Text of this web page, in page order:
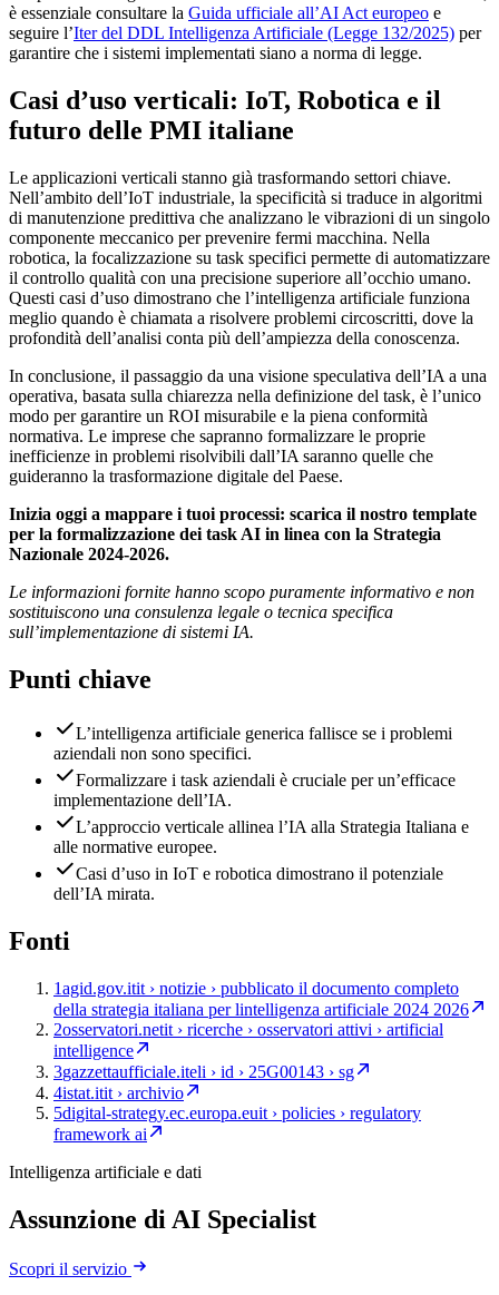
è essenziale consultare la Guida ufficiale all’AI Act europeo e
seguire l’Iter del DDL Intelligenza Artificiale (Legge 132/2025) per
garantire che i sistemi implementati siano a norma di legge.
Casi d’uso verticali: IoT, Robotica e il
futuro delle PMI italiane
Le applicazioni verticali stanno già trasformando settori chiave.
Nell’ambito dell’IoT industriale, la specificità si traduce in algoritmi
di manutenzione predittiva che analizzano le vibrazioni di un singolo
componente meccanico per prevenire fermi macchina. Nella
robotica, la focalizzazione su task specifici permette di automatizzare
il controllo qualità con una precisione superiore all’occhio umano.
Questi casi d’uso dimostrano che l’intelligenza artificiale funziona
meglio quando è chiamata a risolvere problemi circoscritti, dove la
profondità dell’analisi conta più dell’ampiezza della conoscenza.
In conclusione, il passaggio da una visione speculativa dell’IA a una
operativa, basata sulla chiarezza nella definizione del task, è l’unico
modo per garantire un ROI misurabile e la piena conformità
normativa. Le imprese che sapranno formalizzare le proprie
inefficienze in problemi risolvibili dall’IA saranno quelle che
guideranno la trasformazione digitale del Paese.
Inizia oggi a mappare i tuoi processi: scarica il nostro template
per la formalizzazione dei task AI in linea con la Strategia
Nazionale 2024-2026.
Le informazioni fornite hanno scopo puramente informativo e non
sostituiscono una consulenza legale o tecnica specifica
sull’implementazione di sistemi IA.
Punti chiave
L’intelligenza artificiale generica fallisce se i problemi
aziendali non sono specifici.
Formalizzare i task aziendali è cruciale per un’efficace
implementazione dell’IA.
L’approccio verticale allinea l’IA alla Strategia Italiana e
alle normative europee.
Casi d’uso in IoT e robotica dimostrano il potenziale
dell’IA mirata.
Fonti
1agid.gov.itit › notizie › pubblicato il documento completo
della strategia italiana per lintelligenza artificiale 2024 2026
2osservatori.netit › ricerche › osservatori attivi › artificial
intelligence
3gazzettaufficiale.iteli › id › 25G00143 › sg
4istat.itit › archivio
5digital-strategy.ec.europa.euit › policies › regulatory
framework ai
Intelligenza artificiale e dati
Assunzione di AI Specialist
Scopri il servizio